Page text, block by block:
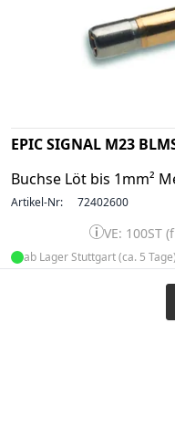
EPIC SIGNAL M23
Buchse Löt bis 1mm²
Artikel-Nr: 72402600
VE: 100ST
ab Lager Stuttgart (ca. 5 Tage)